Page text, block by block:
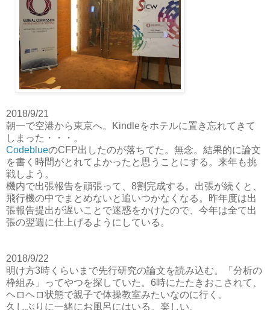
2018/9/21
朝一で空港から東京へ。Kindleをホテルに置き忘れてきて
しまった・・・。
CodeblueのCFP出したのが落ちてた。無念。結果的に論文
を書く時間がとれてよかったと思うことにする。来年も挑
戦しよう。
機内で出張報告を頑張って、8割完成する。出張が続くと、
飛行機の中でまとめないと追いつかなくなる。昨年度は出
張報告提出が遅いことで迷惑をかけたので、今年は全て出
張の翌週に仕上げるようにしている。
2018/9/22
明け方3時くらいまで先行研究の論文を読み込む。「分析の
枠組み」ってやつを探していた。6時にたたきおこされて、
ヘロヘロ状態で親子で体操教室みたいなのに行く。
久しぶりに一緒にお風呂にはいる。楽しい。